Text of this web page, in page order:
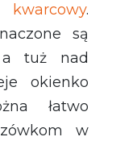
kwarcowy.
są
a tuż nad
okienko
łatwo
w